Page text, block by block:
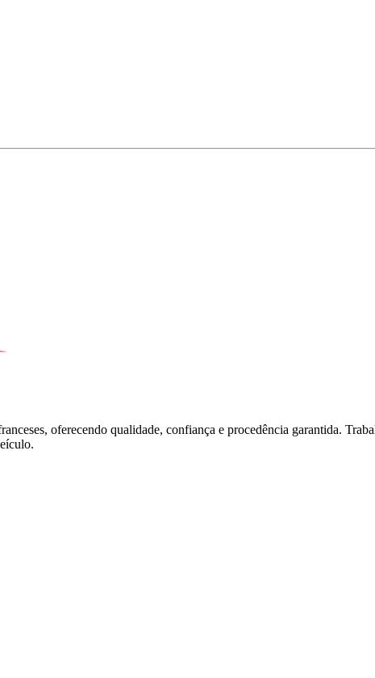
oferecendo qualidade, confiança e procedência garantida.